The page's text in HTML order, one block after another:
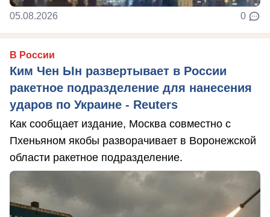
05.08.2026 0
В России
Ким Чен Ын развертывает в России
ракетное подразделение для нанесения
ударов по Украине - Reuters
Как сообщает издание, Москва совместно с
Пхеньяном якобы разворачивает в Воронежской
области ракетное подразделение.